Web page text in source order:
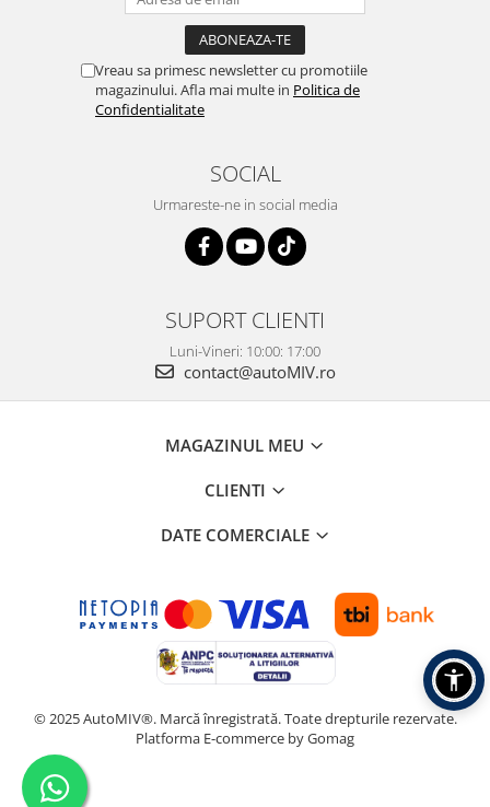
Vreau sa primesc newsletter cu promotiile
magazinului. Afla mai multe in Politica de
Confidentialitate
SOCIAL
Urmareste-ne in social media
SUPORT CLIENTI
Luni-Vineri: 10:00: 17:00
contact@autoMIV.ro
MAGAZINUL MEU
CLIENTI
DATE COMERCIALE
© 2025 AutoMIV®. Marcă înregistrată. Toate drepturile rezervate.
Platforma E-commerce by Gomag